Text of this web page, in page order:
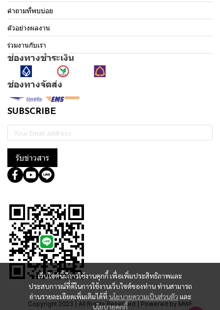
เว็บไซต์นี้มีการใช้งานคุกกี้ เพื่อเพิ่มประสิทธิภาพและ
ประสบการณ์ที่ดีในการใช้งานเว็บไซต์ของท่าน ท่านสามารถ
อ่านรายละเอียดเพิ่มเติมได้ที่ นโยบายความเป็นส่วนตัว และ
นโยบายคุกกี้
คำถามที่พบบ่อย
ตัวอย่างผลงาน
ร่วมงานกับเรา
ช่องทางชำระเงิน
ช่องทางจัดส่ง
SUBSCRIBE
รับข่าวสาร
Copyright 2023 | All Rights Reserved | Powered by MWE